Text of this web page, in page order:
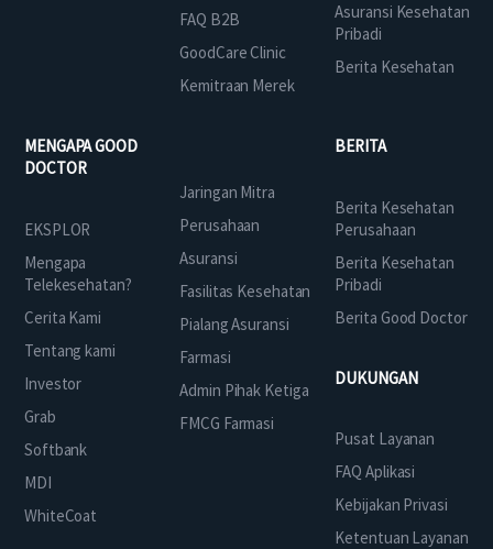
FAQ B2B
GoodCare Clinic
Kemitraan Merek
Asuransi Kesehatan
Pribadi
Berita Kesehatan
MENGAPA GOOD
DOCTOR
EKSPLOR
Mengapa
Telekesehatan?
Cerita Kami
Tentang kami
Investor
Grab
Softbank
MDI
WhiteCoat
Jaringan Mitra
Perusahaan
Asuransi
Fasilitas Kesehatan
Pialang Asuransi
Farmasi
Admin Pihak Ketiga
FMCG Farmasi
BERITA
Berita Kesehatan
Perusahaan
Berita Kesehatan
Pribadi
Berita Good Doctor
DUKUNGAN
Pusat Layanan
FAQ Aplikasi
Kebijakan Privasi
Ketentuan Layanan